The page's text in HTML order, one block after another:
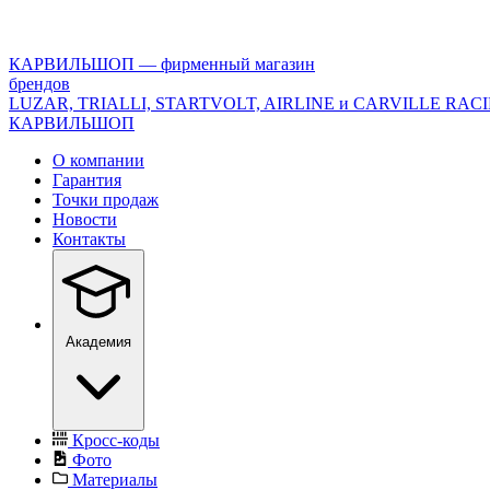
version="1.0"
encoding="utf-
8"?
>
КАРВИЛЬШОП — фирменный магазин
брендов
LUZAR, TRIALLI, STARTVOLT, AIRLINE и CARVILLE
КАРВИЛЬШОП
О компании
Гарантия
Точки продаж
Новости
Контакты
Академия
Кросс-коды
Фото
Материалы